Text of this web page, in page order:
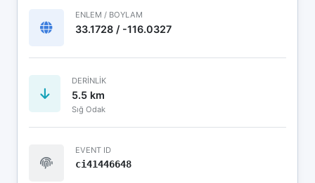
ENLEM / BOYLAM
33.1728 / -116.0327
DERINLIK
5.5 km
Sığ Odak
EVENT ID
ci41446648